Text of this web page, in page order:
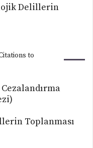
Delillerin
to
Toplanması